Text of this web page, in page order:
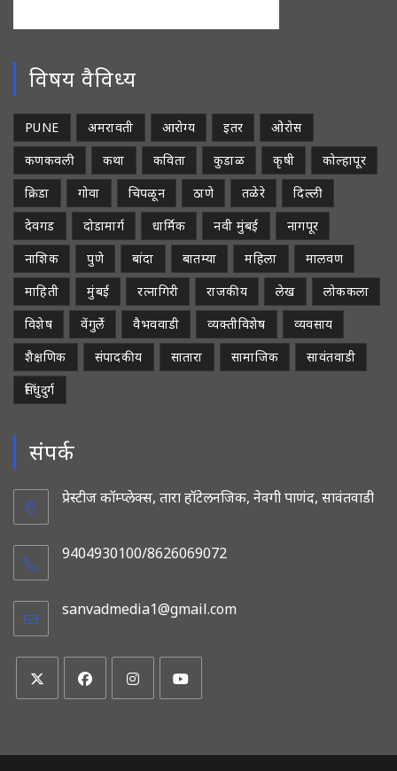
विषय वैविध्य
PUNE अमरावती आरोग्य इतर
ओरोस
कणकवली
कथा कविता कुडाळ कृषी
कोल्हापूर
क्रिडा
गोवा चिपळून ठाणे तळेरे
दिल्ली
देवगड
दोडामार्ग धार्मिक नवी मुंबई
नागपूर
नाशिक
पुणे बांदा बातम्या महिला
मालवण
माहिती
मुंबई रत्नागिरी राजकीय लेख
लोककला
विशेष
वेंगुर्ले वैभववाडी व्यक्तीविशेष
व्यवसाय
शैक्षणिक
संपादकीय सातारा सामाजिक
सावंतवाडी
सिंधुदुर्ग
संपर्क
प्रेस्टीज कॉम्प्लेक्स, तारा हॉटेलनजिक, नेवगी पाणंद, सावंतवाडी
9404930100/8626069072
sanvadmedia1@gmail.com